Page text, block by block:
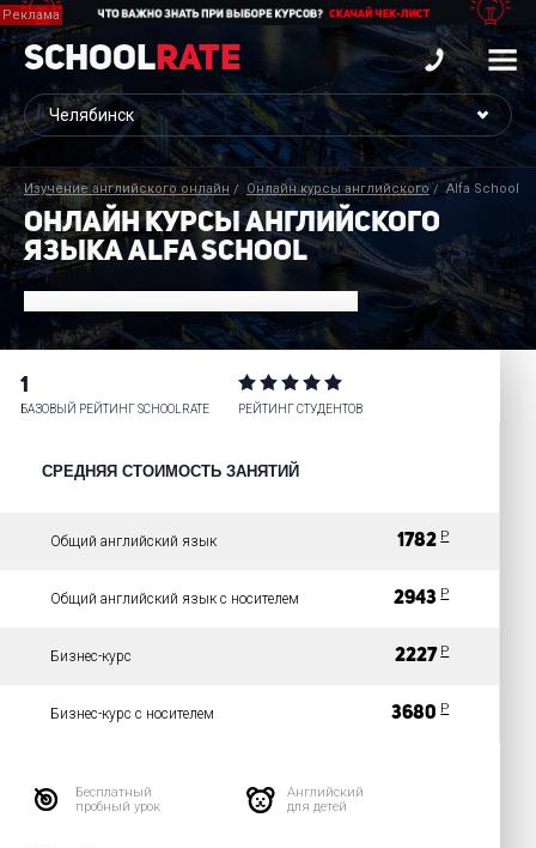
School Rate
Изучение английского онлайн Онлайн курсы английского Alfa School
ОНЛАЙН КУРСЫ АНГЛИЙСКОГО
ЯЗЫКА ALFA SCHOOL
1
БАЗОВЫЙ РЕЙТИНГ SCHOOLRATE РЕЙТИНГ СТУДЕНТОВ
СРЕДНЯЯ СТОИМОСТЬ ЗАНЯТИЙ
Общий английский язык 1782 P
Общий английский язык с носителем 2943 P
Бизнес-курс 2227 P
Бизнес-курс с носителем 3680 P
Бесплатный
пробный урок
Английский
для детей